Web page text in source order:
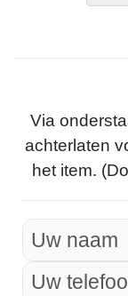
Via
achterlaten
het item.